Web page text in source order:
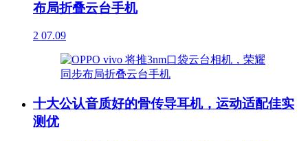
布局折叠云台手机
2 07.09
十大公认音质好的骨传导耳机，运动适配佳实
测优